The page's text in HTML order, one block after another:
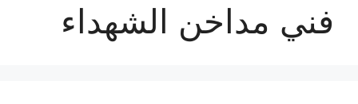
فني مداخن الشهداء